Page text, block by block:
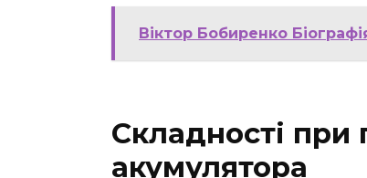
Віктор Бобиренко
Складності при
акумулятора